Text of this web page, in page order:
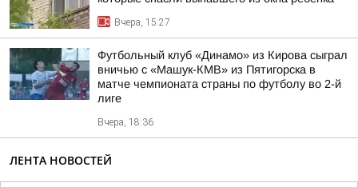
Вчера, 15:27
Футбольный клуб «Динамо» из Кирова сыграл
вничью с «Машук-КМВ» из Пятигорска в
матче чемпионата страны по футболу во 2-й
лиге
Вчера, 18:36
ЛЕНТА НОВОСТЕЙ